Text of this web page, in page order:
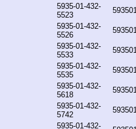
5935-01-432-
5523
5935-01-432-
5526
5935-01-432-
5533
5935-01-432-
5535
5935-01-432-
5618
5935-01-432-
5742
5935-01-432-